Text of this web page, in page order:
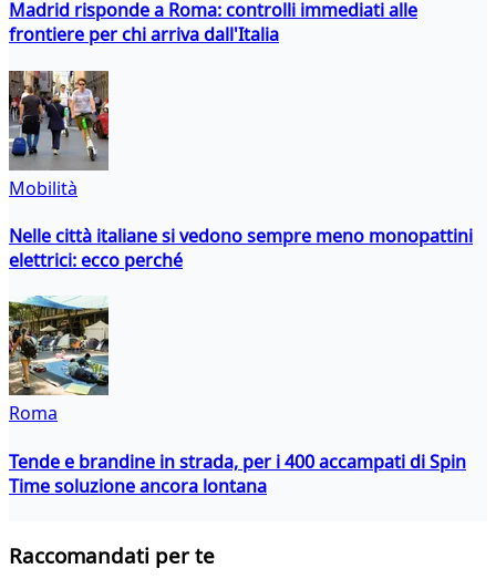
Madrid risponde a Roma: controlli immediati alle
frontiere per chi arriva dall'Italia
Mobilità
Nelle città italiane si vedono sempre meno monopattini
elettrici: ecco perché
Roma
Tende e brandine in strada, per i 400 accampati di Spin
Time soluzione ancora lontana
Raccomandati per te